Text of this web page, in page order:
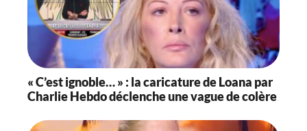
« C’est ignoble… » : la caricature de Loana par
Charlie Hebdo déclenche une vague de colère